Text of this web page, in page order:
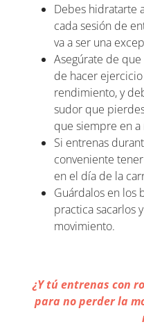
Debes hidratarte
cada sesión de
va a ser una
Asegúrate de
de hacer
rendimiento, y
sudor que
que siempre en a
Si entrenas
conveniente
en el día de la
Guárdalos en los
practica sacarlos
movimiento.
¿Y tú entrenas con
para no perder la